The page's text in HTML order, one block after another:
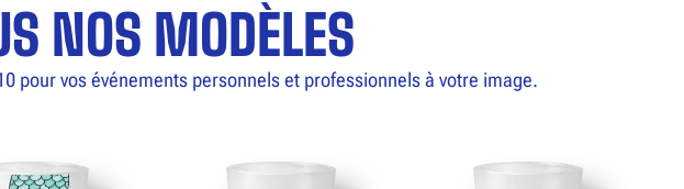
NOS MODÈLES
pour vos événements personnels et professionnels à votre image.